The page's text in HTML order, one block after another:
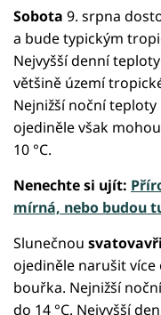
Sobota 9. srpna
a bude typickým
Nejvyšší denní
většině území
Nejnižší noční teploty
ojediněle však
10 °C.
Nenechte si ujít:
mírná, nebo budou
Slunečnou
ojediněle narušit
bouřka. Nejnižší
do 14 °C. Nejvyšší